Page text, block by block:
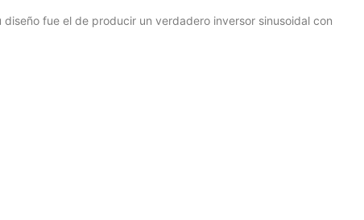
fue el de producir un verdadero inversor sinusoidal con